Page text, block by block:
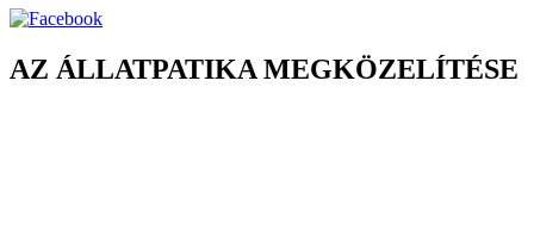
AZ ÁLLATPATIKA MEGKÖZELÍTÉSE